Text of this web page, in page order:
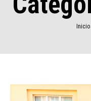
Inicio